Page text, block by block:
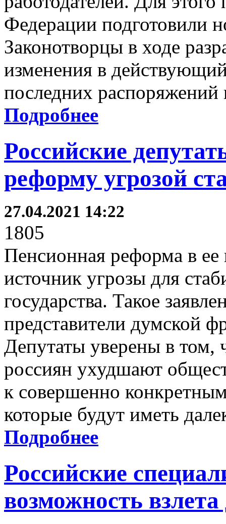
Федерации подготовили
Законотворцы в ходе
изменения в
последних
Подробнее
Российские
реформу угрозой
27.04.2021 14:22
1805
Пенсионная реформа в
источник угрозы для
государства. Такое
представители думской
Депутаты уверены в том,
россиян ухудшают
к совершенно
которые будут иметь
Подробнее
Российские
возможность